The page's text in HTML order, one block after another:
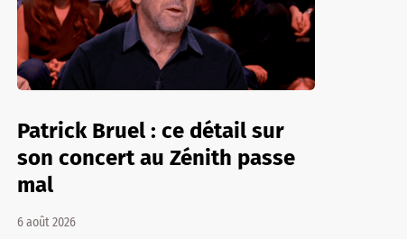
Patrick Bruel : ce détail sur
son concert au Zénith passe
mal
6 août 2026